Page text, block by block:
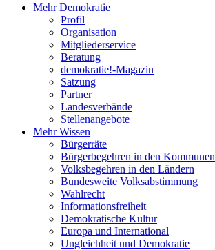
Mehr Demokratie
Profil
Organisation
Mitgliederservice
Beratung
demokratie!-Magazin
Satzung
Partner
Landesverbände
Stellenangebote
Mehr Wissen
Bürgerräte
Bürgerbegehren in den Kommunen
Volksbegehren in den Ländern
Bundesweite Volksabstimmung
Wahlrecht
Informationsfreiheit
Demokratische Kultur
Europa und International
Ungleichheit und Demokratie